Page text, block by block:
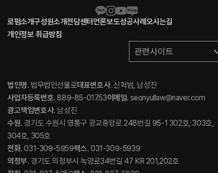
로펌소개구성원소개전담센터언론보도성공사례 오시는길
개인정보 취급방침
관련사이트
법인명. 법무법인선율로대표변호사. 신혁범, 남성진
사업자등록번호. 889-85-01753이메일. seonyullaw@naver.com
광고책임변호사. 남성진
수원. 경기도 수원시 영통구 광교중앙로 248번길 95-1 302호, 303호,
304호, 305호
전화. 031-309-5959팩스. 031-309-5939
의정부. 경기도 의정부시 녹양로34번길 47 KR 201,202호